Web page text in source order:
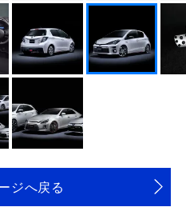
ジへ戻る